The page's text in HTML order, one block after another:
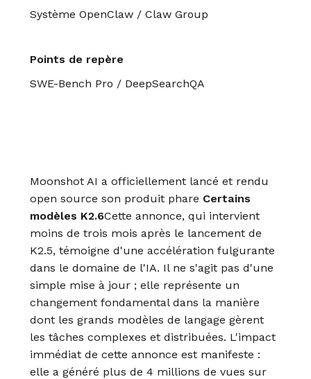
Système OpenClaw / Claw Group
Points de repère
SWE-Bench Pro / DeepSearchQA
Moonshot AI a officiellement lancé et rendu
open source son produit phare Certains
modèles K2.6Cette annonce, qui intervient
moins de trois mois après le lancement de
K2.5, témoigne d'une accélération fulgurante
dans le domaine de l'IA. Il ne s'agit pas d'une
simple mise à jour ; elle représente un
changement fondamental dans la manière
dont les grands modèles de langage gèrent
les tâches complexes et distribuées. L'impact
immédiat de cette annonce est manifeste :
elle a généré plus de 4 millions de vues sur